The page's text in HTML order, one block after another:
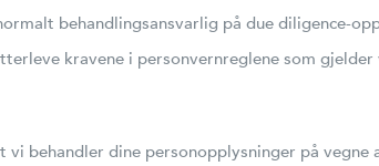
behandlingsansvarlig på due diligence-
kravene i personvernreglene som
behandler dine personopplysninger på vegne